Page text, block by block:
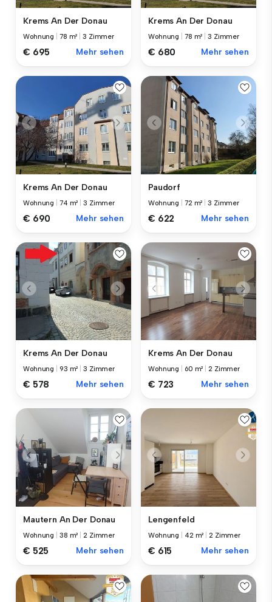
Krems An Der Donau
Wohnung 78 m² |3 Zimmer
€ 695 Mehr sehen
Krems An Der Donau
Wohnung 78 m² |3 Zimmer
€ 680 Mehr sehen
Krems An Der Donau
Wohnung 74 m² |3 Zimmer
€ 690 Mehr sehen
Paudorf
Wohnung 72 m² |3 Zimmer
€ 622 Mehr sehen
Krems An Der Donau
Wohnung 93 m² |3 Zimmer
€ 578 Mehr sehen
Krems An Der Donau
Wohnung 60 m² |2 Zimmer
€ 723 Mehr sehen
Mautern An Der Donau
Wohnung 38 m² |2 Zimmer
€ 525 Mehr sehen
Lengenfeld
Wohnung 42 m² 2 Zimmer
€ 615 Mehr sehen